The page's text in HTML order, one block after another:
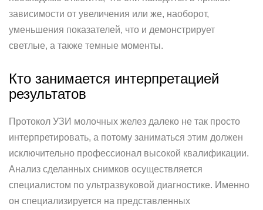
зависимости от увеличения или же, наоборот,
уменьшения показателей, что и демонстрирует
светлые, а также темные моменты.
Кто занимается интерпретацией
результатов
Протокол УЗИ молочных желез далеко не так просто
интерпретировать, а потому заниматься этим должен
исключительно профессионал высокой квалификации.
Анализ сделанных снимков осуществляется
специалистом по ультразвуковой диагностике. Именно
он специализируется на представленных